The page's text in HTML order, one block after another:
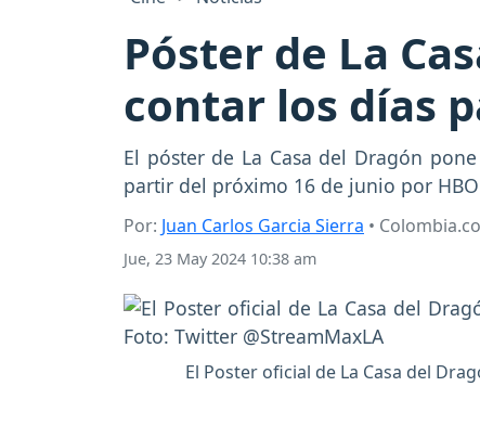
Póster de La
contar los días
El póster de La Casa del Dragón
partir del próximo 16 de junio por
Por: Juan Carlos Garcia Sierra •
Jue, 23 May 2024 10:38 am
El Poster oficial de La Casa del